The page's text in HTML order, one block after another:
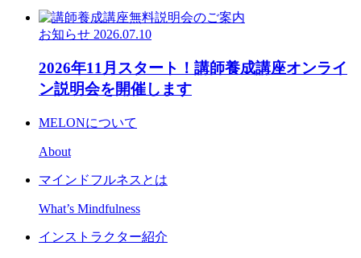
お知らせ 2026.07.10
2026年11月スタート！講師養成講座オンライ
ン説明会を開催します
MELONについて
About
マインドフルネスとは
What’s Mindfulness
インストラクター紹介